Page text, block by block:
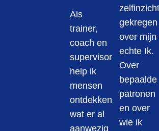
Als
trainer,
coach en
supervisor
help ik
mensen
ontdekken
wat er al
aanwezig
zelfinzicht
gekregen
over mijn
echte Ik.
Over
bepaalde
patronen
en over
wie ik